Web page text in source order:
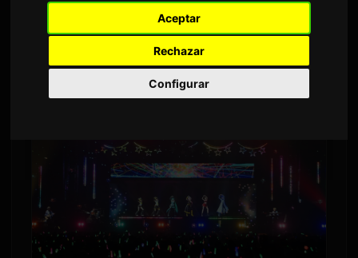
Aceptar
Rechazar
Configurar
El evento anual 'Magical Mirai' de Hatsune Miku
recorrerá tres ciudades japonesas en 2026.